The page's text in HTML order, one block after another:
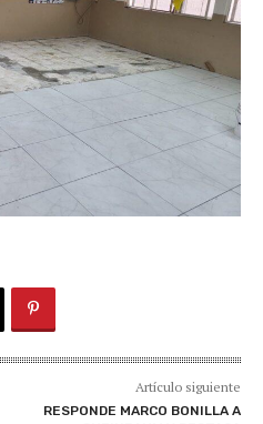
Artículo siguiente
RESPONDE MARCO BONILLA A